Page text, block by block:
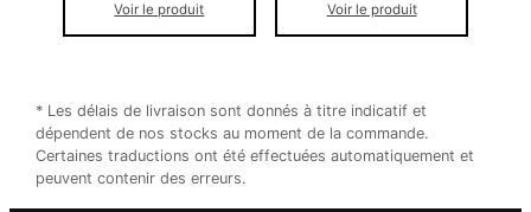
Voir le produit Voir le produit
* Les délais de livraison sont donnés à titre indicatif et
dépendent de nos stocks au moment de la commande.
Certaines traductions ont été effectuées automatiquement et
peuvent contenir des erreurs.